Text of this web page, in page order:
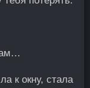
к окну, стала